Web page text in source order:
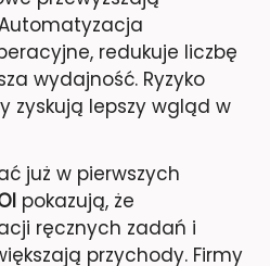
redukuje liczbę
wydajność. Ryzyko
zyskują lepszy wgląd w
już w pierwszych
pokazują, że
ręcznych zadań i
przychody. Firmy